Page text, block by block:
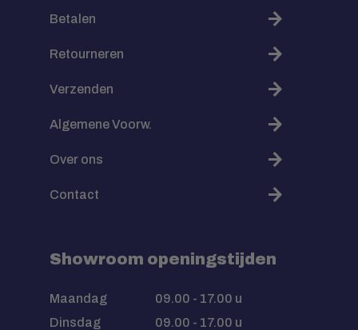
Betalen
Retourneren
Verzenden
Algemene Voorw.
Over ons
Contact
Showroom openingstijden
Maandag
09.00 - 17.00 u
Dinsdag
09.00 - 17.00 u